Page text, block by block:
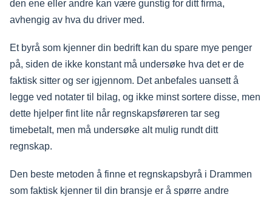
den ene eller andre kan være gunstig for ditt firma,
avhengig av hva du driver med.
Et byrå som kjenner din bedrift kan du spare mye penger
på, siden de ikke konstant må undersøke hva det er de
faktisk sitter og ser igjennom. Det anbefales uansett å
legge ved notater til bilag, og ikke minst sortere disse, men
dette hjelper fint lite når regnskapsføreren tar seg
timebetalt, men må undersøke alt mulig rundt ditt
regnskap.
Den beste metoden å finne et regnskapsbyrå i Drammen
som faktisk kjenner til din bransje er å spørre andre